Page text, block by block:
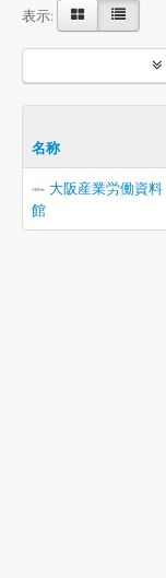
表示:
名称
大阪産業労働資料
館